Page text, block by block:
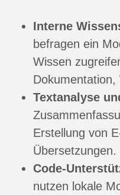
Interne
befragen ein
Wissen
Dokumentation,
Textanalyse
Erstellung von
Übersetzungen.
Code-
nutzen lokale